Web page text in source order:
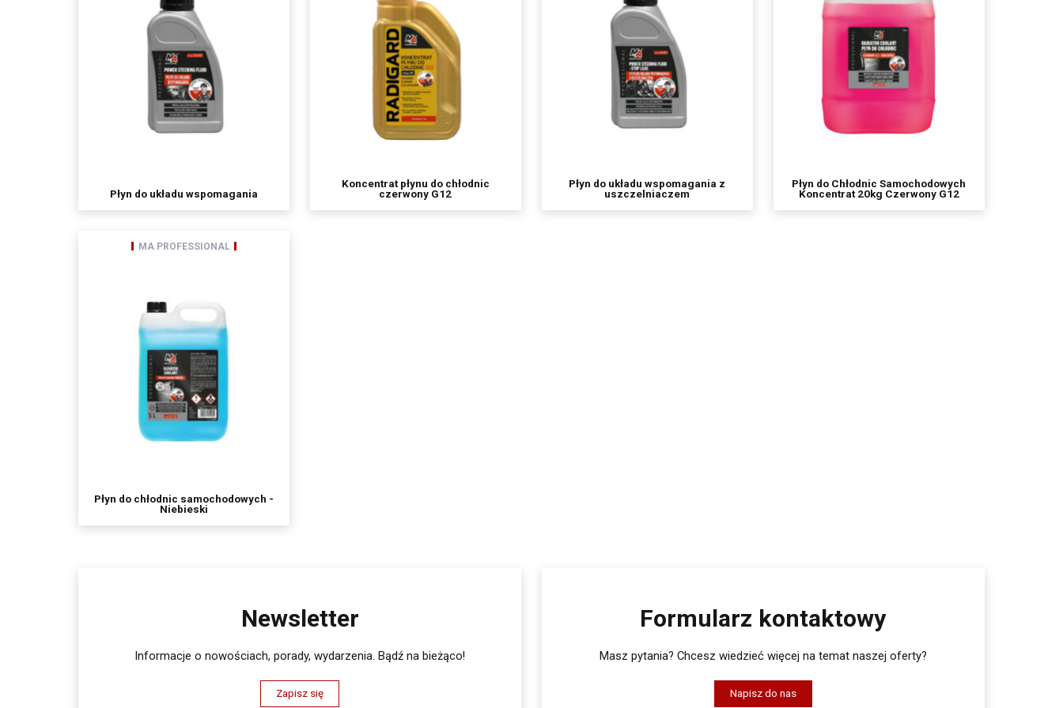
Płyn do układu wspomagania
Koncentrat płynu do chłodnic
czerwony G12
Płyn do układu wspomagania z
uszczelniaczem
Płyn do Chłodnic Samochodowych
Koncentrat 20kg Czerwony G12
MA PROFESSIONAL
Płyn do chłodnic samochodowych -
Niebieski
Newsletter
Informacje o nowościach, porady, wydarzenia. Bądź na bieżąco!
Zapisz się
Formularz kontaktowy
Masz pytania? Chcesz wiedzieć więcej na temat naszej oferty?
Napisz do nas
podmioty, którym Spóła powierzyła przetwarzanie danych osobowych (Mailchimp)
spółki należące do grupy kapitałowej
Pani/Pana dane osobowe przechowywane będą do momentu odwołania zgody na korzystanie z usługi newsletter,
Posiada Pan/i prawo dostępu do treści swoich danych oraz prawo ich sprostowania, usunięcia, ograniczenia przetwarzania, prawo do
przenoszenia danych, prawo wniesienia sprzeciwu, prawo do cofnięcia zgody w dowolnym momencie bez wpływu na zgodność z prawem
przetwarzania, którego dokonano na podstawie zgody przed jej cofnięcie oraz posiada Pan/i prawo do przenoszenia danych,
ma Pani/Pan prawo wniesienia skargi do organu nadzorczego,
Pani/Pana dane będą nie przetwarzane w sposób zautomatyzowany w tym również w formie profilowania.
podanie danych osobowych jest dobrowolne ale niezbędne do korzystania z usługi newsletter.